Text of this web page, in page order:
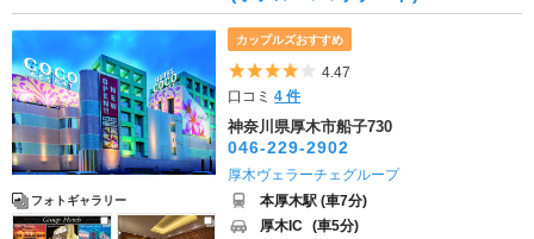
フォトギャラリー
カップルズおすすめ
5つ星のうち4
4.47
口コミ4 件
神奈川県厚木市船子730
046-229-2902
厚木ヴェラーチェグループ
本厚木駅 (車7分)
厚木IC (車5分)